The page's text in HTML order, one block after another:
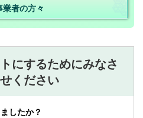
業者の方々
にするためにみなさ
ください
したか？